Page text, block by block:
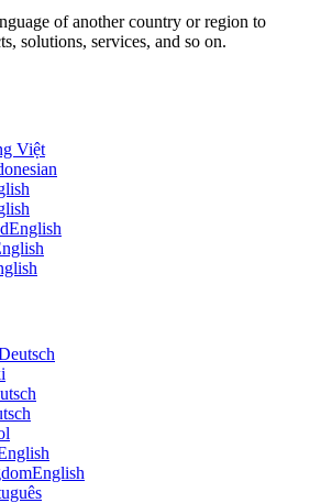
of another country or region to
solutions, services, and so on.
Việt
English
English